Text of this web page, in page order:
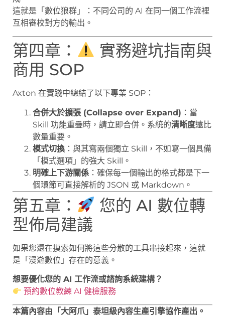
這就是「數位狼群」：不同公司的 AI 在同一個工作流裡
互相審校對方的輸出。
第四章：
實務避坑指南與
商用 SOP
Axton 在實踐中總結了以下專業 SOP：
合併大於擴張 (Collapse over Expand) ：當
Skill 功能重疊時，請立即合併。系統的清晰度遠比
數量重要。
模式切換 ：與其寫兩個獨立 Skill，不如寫一個具備
「模式選項」的強大 Skill。
明確上下游關係 ：確保每一個輸出的格式都是下一
個環節可直接解析的 JSON 或 Markdown。
第五章：
您的 AI 數位轉
型佈局建議
如果您還在摸索如何將這些分散的工具串接起來，這就
是「漫遊數位」存在的意義。
想要優化您的 AI 工作流或諮詢系統建構？
預約數位教練 AI 健檢服務
本篇內容由「大阿爪」泰坦級內容生產引擎協作產出。